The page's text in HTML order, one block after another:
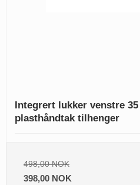
Integrert lukker venstre
plasthåndtak tilhenger
498,00 NOK
398,00 NOK